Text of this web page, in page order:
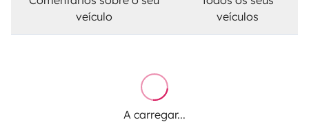
veículo
veículos
A carregar...